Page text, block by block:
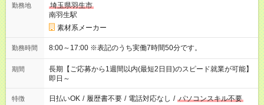
勤務地
埼玉県羽生市
南羽生駅
素材系メーカー
勤務時間 8:00～17:00 ※表記のうち実働7時間50分です。
期間
長期【ご応募から1週間以内(最短2日目)のスピード就業が可能】
即日～
特徴 日払いOK / 履歴書不要 / 電話対応なし / パソコンスキル不要